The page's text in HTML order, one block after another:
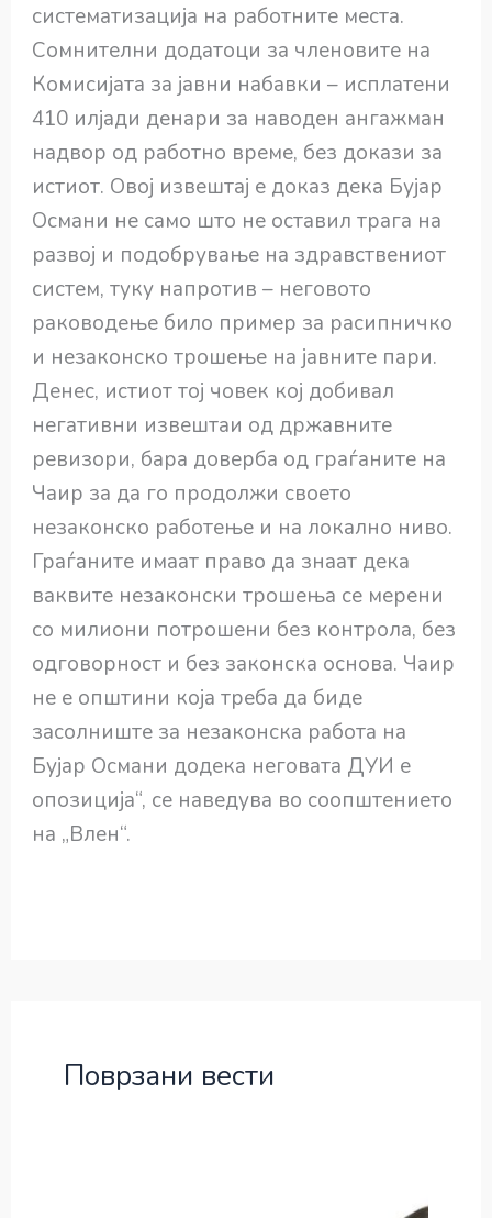
систематизација на работните места.
Сомнителни додатоци за членовите на
Комисијата за јавни набавки – исплатени
410 илјади денари за наводен ангажман
надвор од работно време, без докази за
истиот. Овој извештај е доказ дека Бујар
Османи не само што не оставил трага на
развој и подобрување на здравствениот
систем, туку напротив – неговото
раководење било пример за расипничко
и незаконско трошење на јавните пари.
Денес, истиот тој човек кој добивал
негативни извештаи од државните
ревизори, бара доверба од граѓаните на
Чаир за да го продолжи своето
незаконско работење и на локално ниво.
Граѓаните имаат право да знаат дека
ваквите незаконски трошења се мерени
со милиони потрошени без контрола, без
одговорност и без законска основа. Чаир
не е општини која треба да биде
засолниште за незаконска работа на
Бујар Османи додека неговата ДУИ е
опозиција“, се наведува во соопштението
на „Влен“.
Поврзани вести